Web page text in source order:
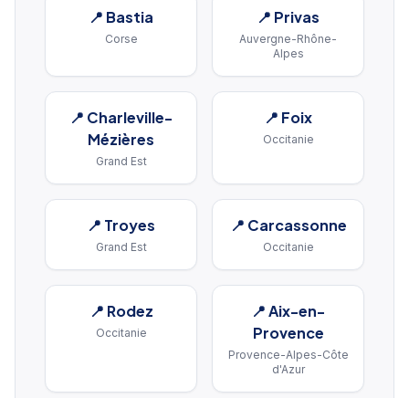
📍 Bastia
Corse
📍 Privas
Auvergne-Rhône-
Alpes
📍 Charleville-
Mézières
Grand Est
📍 Foix
Occitanie
📍 Troyes
Grand Est
📍 Carcassonne
Occitanie
📍 Rodez
Occitanie
📍Aix-en-
Provence
Provence-Alpes-Côte
d'Azur